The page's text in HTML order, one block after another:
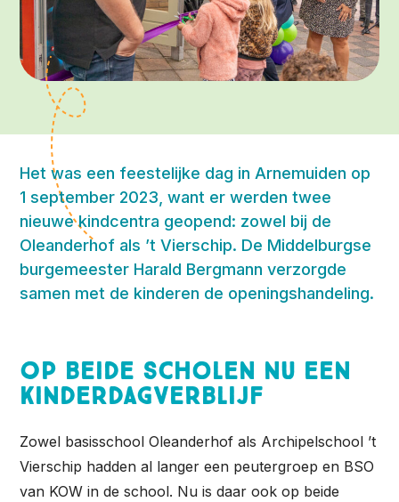
Het was een feestelijke dag in Arnemuiden op
1 september 2023, want er werden twee
nieuwe kindcentra geopend: zowel bij de
Oleanderhof als ’t Vierschip. De Middelburgse
burgemeester Harald Bergmann verzorgde
samen met de kinderen de openingshandeling.
Op beide scholen nu een
kinderdagverblijf
Zowel basisschool Oleanderhof als Archipelschool ’t
Vierschip hadden al langer een peutergroep en BSO
van KOW in de school. Nu is daar ook op beide